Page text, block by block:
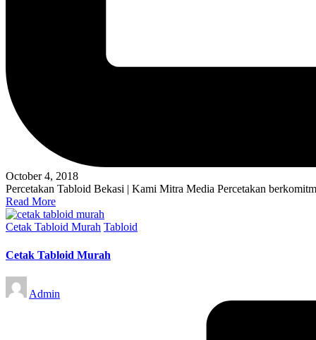
October 4, 2018
Percetakan Tabloid Bekasi | Kami Mitra Media Percetakan
Read More
Posted
Cetak Tabloid Murah Tabloid
Cetak Tabloid Murah
Posted
by
Admin